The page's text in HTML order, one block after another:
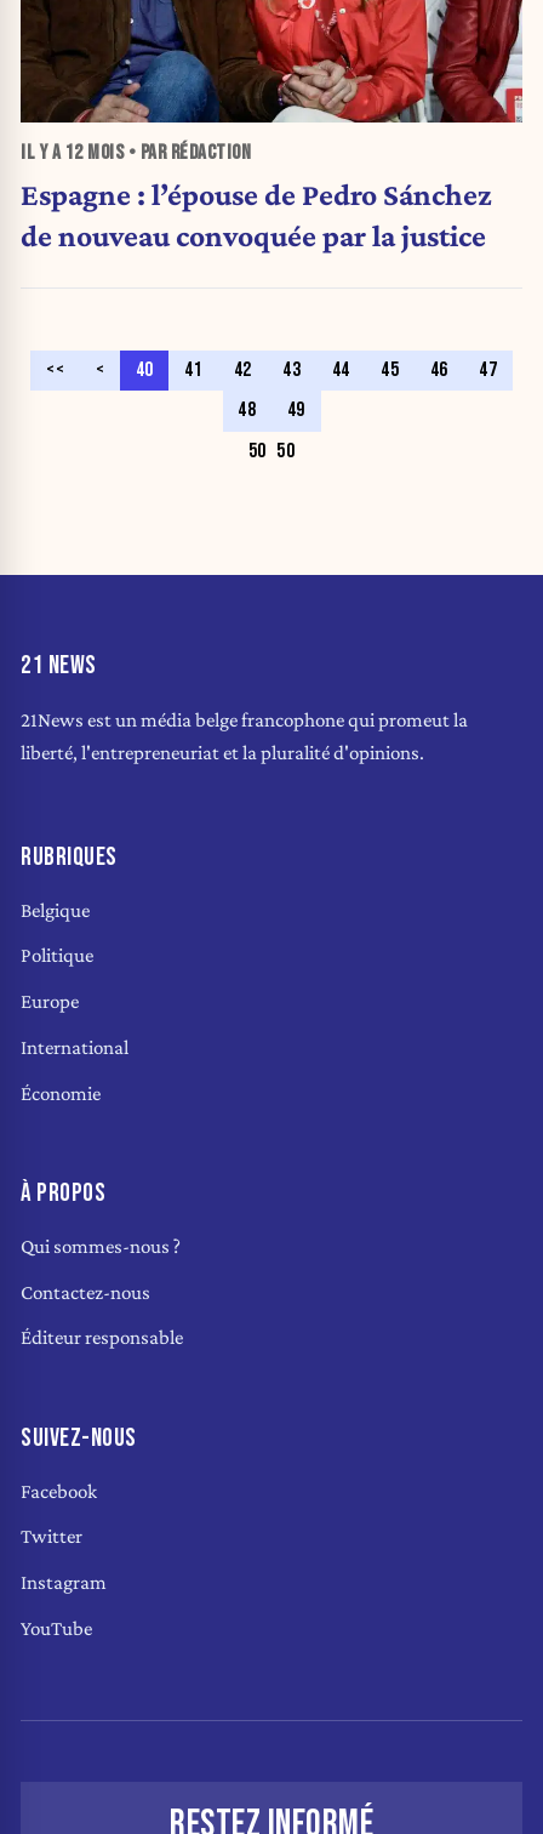
IL Y A 12 MOIS• PAR RÉDACTION
Espagne : l’épouse de Pedro Sánchez
de nouveau convoquée par la justice
<< < 40 41 42 43 44 45 46
47
48
49
50 50
21 NEWS
21News est un média belge francophone qui promeut la
liberté, l'entrepreneuriat et la pluralité d'opinions.
RUBRIQUES
Belgique
Politique
Europe
International
Économie
À PROPOS
Qui sommes-nous ?
Contactez-nous
Éditeur responsable
SUIVEZ-NOUS
Facebook
Twitter
Instagram
YouTube
RESTEZ INFORMÉ